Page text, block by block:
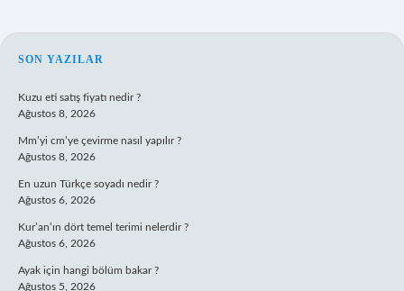
SIDEBAR
SON YAZILAR
Kuzu eti satış fiyatı nedir ?
Ağustos 8, 2026
Mm’yi cm’ye çevirme nasıl yapılır ?
Ağustos 8, 2026
En uzun Türkçe soyadı nedir ?
Ağustos 6, 2026
Kur’an’ın dört temel terimi nelerdir ?
Ağustos 6, 2026
Ayak için hangi bölüm bakar ?
Ağustos 5, 2026